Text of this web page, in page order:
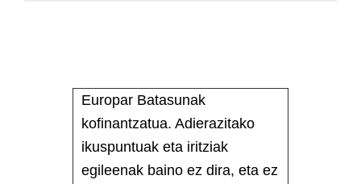
Europar Batasunak
kofinantzatua. Adierazitako
ikuspuntuak eta iritziak
egileenak baino ez dira, eta ez